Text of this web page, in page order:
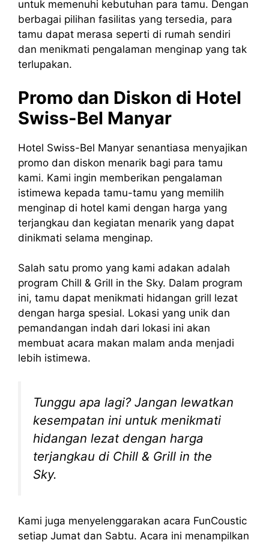
untuk memenuhi kebutuhan para tamu. Dengan
berbagai pilihan fasilitas yang tersedia, para
tamu dapat merasa seperti di rumah sendiri
dan menikmati pengalaman menginap yang tak
terlupakan.
Promo dan Diskon di Hotel
Swiss-Bel Manyar
Hotel Swiss-Bel Manyar senantiasa menyajikan
promo dan diskon menarik bagi para tamu
kami. Kami ingin memberikan pengalaman
istimewa kepada tamu-tamu yang memilih
menginap di hotel kami dengan harga yang
terjangkau dan kegiatan menarik yang dapat
dinikmati selama menginap.
Salah satu promo yang kami adakan adalah
program Chill & Grill in the Sky. Dalam program
ini, tamu dapat menikmati hidangan grill lezat
dengan harga spesial. Lokasi yang unik dan
pemandangan indah dari lokasi ini akan
membuat acara makan malam anda menjadi
lebih istimewa.
Tunggu apa lagi? Jangan lewatkan
kesempatan ini untuk menikmati
hidangan lezat dengan harga
terjangkau di Chill & Grill in the
Sky.
Kami juga menyelenggarakan acara FunCoustic
setiap Jumat dan Sabtu. Acara ini menampilkan